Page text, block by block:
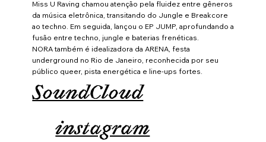
Miss U Raving chamou atenção pela fluidez entre gêneros
da música eletrônica, transitando do Jungle e Breakcore
ao techno. Em seguida, lançou o EP JUMP, aprofundando a
fusão entre techno, jungle e baterias frenéticas.
NORA também é idealizadora da ARENA, festa
underground no Rio de Janeiro, reconhecida por seu
público queer, pista energética e line-ups fortes.
SoundCloud
instagram